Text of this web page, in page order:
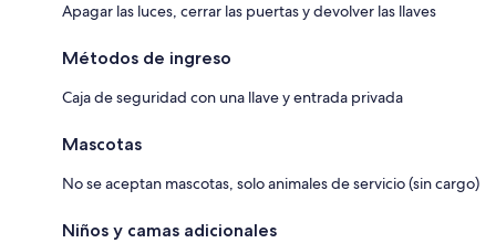
Apagar las luces, cerrar las puertas y devolver las llaves
Métodos de ingreso
Caja de seguridad con una llave y entrada privada
Mascotas
No se aceptan mascotas, solo animales de servicio (sin cargo)
Niños y camas adicionales